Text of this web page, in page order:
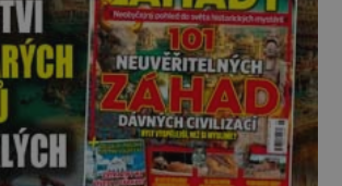
metody jsou překvapivě
promyšlené a některé principy
používají chirurgové dodnes. Úplně
první […]